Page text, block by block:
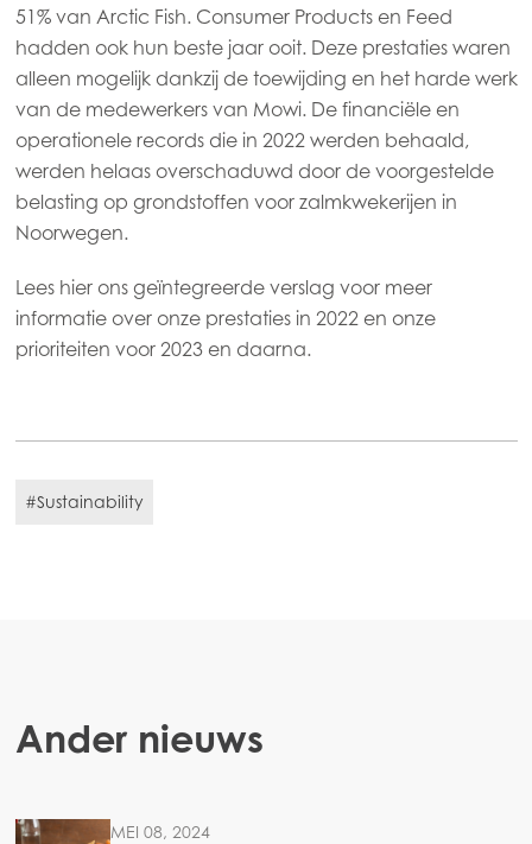
Mowi Germany
Mowi Ireland
Mowi Italy
Mowi Netherlands
Mowi Norway
Mowi Poland
Mowi Scotland
Mowi Spain
Mowi Canada East
Ga verder
51% van Arctic Fish. Consumer Products en Feed
hadden ook hun beste jaar ooit. Deze prestaties waren
alleen mogelijk dankzij de toewijding en het harde werk
van de medewerkers van Mowi. De financiële en
operationele records die in 2022 werden behaald,
werden helaas overschaduwd door de voorgestelde
belasting op grondstoffen voor zalmkwekerijen in
Noorwegen.
Lees hier ons geïntegreerde verslag voor meer
informatie over onze prestaties in 2022 en onze
prioriteiten voor 2023 en daarna.
#Sustainability
Ander nieuws
MEI 08, 2024